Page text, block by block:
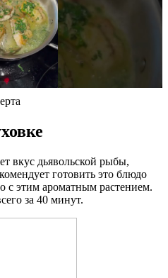
вкус дьявольской рыбы,
готовить это блюдо
с этим ароматным растением.
за 40 минут.